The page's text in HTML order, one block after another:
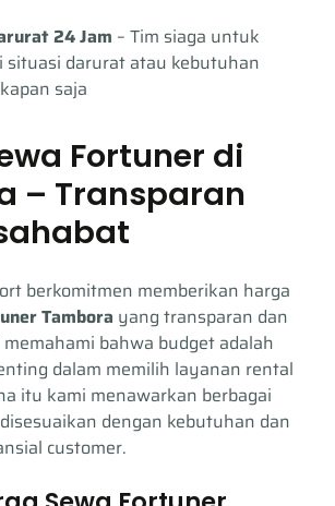
24 Jam – Tim siaga untuk
situasi darurat atau kebutuhan
saja
Fortuner di
– Transparan
berkomitmen memberikan harga
Tambora yang transparan dan
bahwa budget adalah
dalam memilih layanan rental
itu kami menawarkan berbagai
dengan kebutuhan dan
customer.